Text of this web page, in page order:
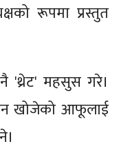
रूपमा प्रस्तुत
महसुस गरे।
हुन खोजेको आफूलाई